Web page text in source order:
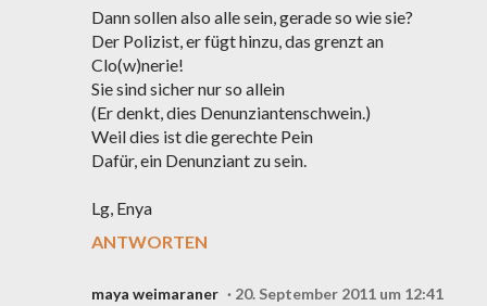
Dann sollen also alle sein, gerade so wie sie?
Der Polizist, er fügt hinzu, das grenzt an
Clo(w)nerie!
Sie sind sicher nur so allein
(Er denkt, dies Denunziantenschwein.)
Weil dies ist die gerechte Pein
Dafür, ein Denunziant zu sein.
Lg, Enya
ANTWORTEN
maya weimaraner 20. September 2011 um 12:41